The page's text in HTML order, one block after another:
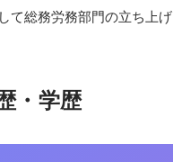
て総務労務部門の立ち上げ
・学歴